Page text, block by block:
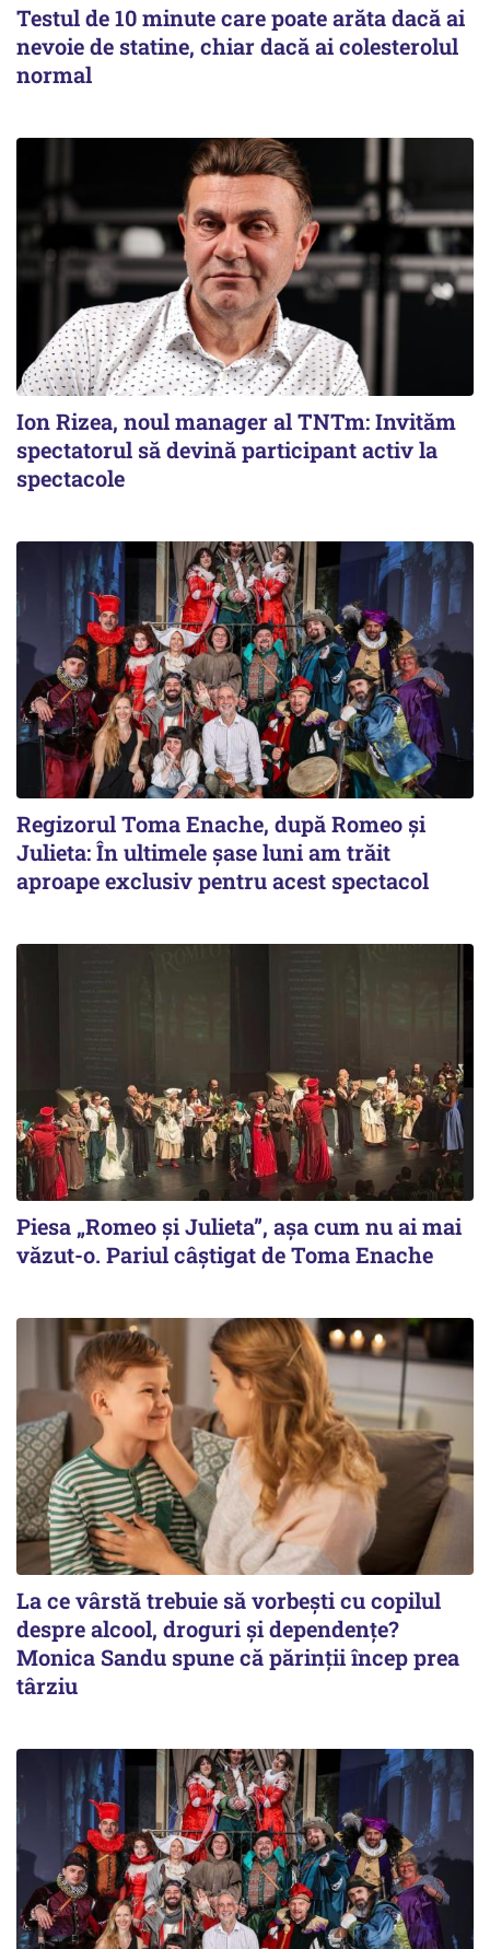
Testul de 10 minute care poate arăta dacă ai
nevoie de statine, chiar dacă ai colesterolul
normal
Ion Rizea, noul manager al TNTm: Invităm
spectatorul să devină participant activ la
spectacole
Regizorul Toma Enache, după Romeo și
Julieta: În ultimele șase luni am trăit
aproape exclusiv pentru acest spectacol
Piesa „Romeo și Julieta”, așa cum nu ai mai
văzut-o. Pariul câștigat de Toma Enache
La ce vârstă trebuie să vorbești cu copilul
despre alcool, droguri și dependențe?
Monica Sandu spune că părinții încep prea
târziu